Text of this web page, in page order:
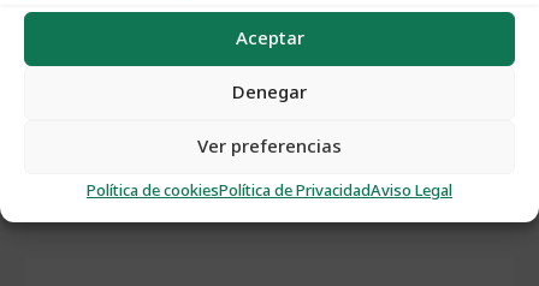
Aceptar
Denegar
Ver preferencias
Política de cookiesPolítica de PrivacidadAviso Legal
Tipo de Propiedad:Plantas de Olivar